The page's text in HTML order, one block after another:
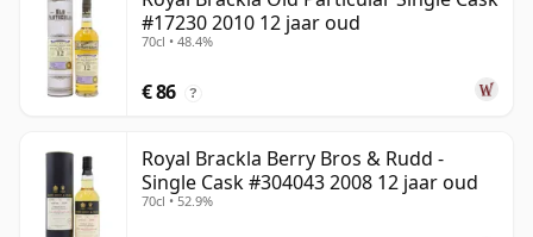
#17230 2010 12 jaar oud
70cl • 48.4%
€ 86 ?
Royal Brackla Berry Bros & Rudd -
Single Cask #304043 2008 12 jaar oud
70cl • 52.9%